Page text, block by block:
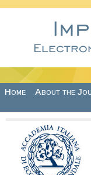
Home About the